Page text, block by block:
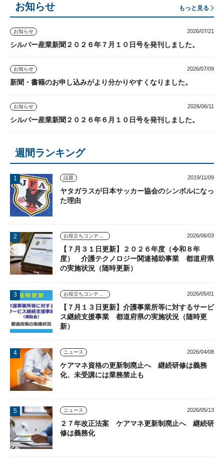
お知らせ もっと見る
お知らせ 2026/07/21
シルバー産業新聞２０２６年７月１０日号を発刊しました。
お知らせ 2026/07/09
新聞・書籍のお申し込みがより分かりやすくなりました。
お知らせ 2026/06/11
シルバー産業新聞２０２６年６月１０日号を発刊しました。
週間ランキング
話題 2019/11/09
ヤタガラスが日本サッカー協会のシンボルになっ
た理由
2026/06/03
【７月３１日更新】２０２６年度（令和８年
度） 介護テクノロジー関連補助事業 都道府県
の実施状況（随時更新）
2026/05/01
【７月１３日更新】介護事業所等に対するサービ
ス継続支援事業 都道府県の実施状況（随時更
新）
ニュース 2026/04/08
ケアマネ資格の更新制廃止へ 継続研修は義務
化、未受講には業務禁止も
ニュース 2026/05/13
２７年改正法案 ケアマネ更新制廃止へ 継続研
修は義務化